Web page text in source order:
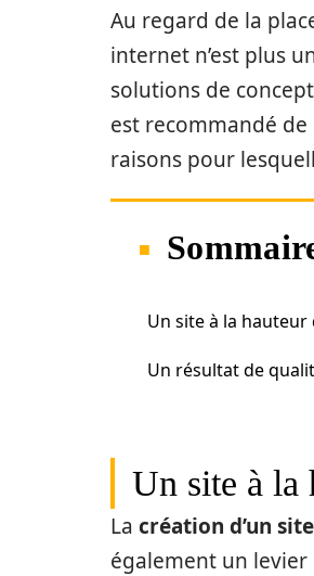
Au regard de la
internet n’est plus
solutions de
est recommandé de
raisons pour
Un site à la
Un résultat de
Un site à la
La création d’un
également un